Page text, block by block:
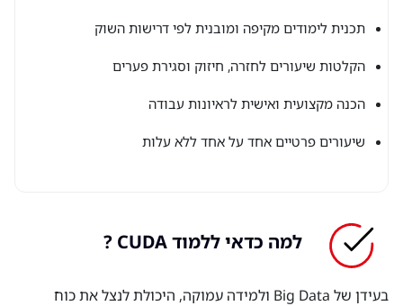
תכנית לימודים מקיפה ומובנית לפי דרישות השוק
הקלטות שיעורים לחזרה, חיזוק וסגירת פערים
הכנה מקצועית ואישית לראיונות עבודה
שיעורים פרטיים אחד על אחד ללא עלות
למה כדאי ללמוד CUDA ?
בעידן של Big Data ולמידה עמוקה, היכולת לנצל את כוח